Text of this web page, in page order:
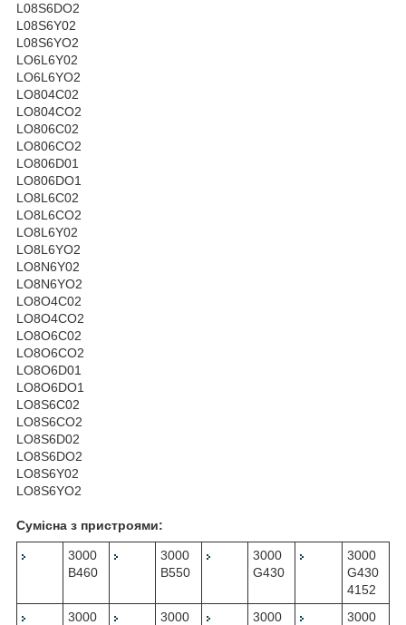
L08S6DO2
L08S6Y02
L08S6YO2
LO6L6Y02
LO6L6YO2
LO804C02
LO804CO2
LO806C02
LO806CO2
LO806D01
LO806DO1
LO8L6C02
LO8L6CO2
LO8L6Y02
LO8L6YO2
LO8N6Y02
LO8N6YO2
LO8O4C02
LO8O4CO2
LO8O6C02
LO8O6CO2
LO8O6D01
LO8O6DO1
LO8S6C02
LO8S6CO2
LO8S6D02
LO8S6DO2
LO8S6Y02
LO8S6YO2
Сумісна з пристроями:
3000
B460
3000
B550
3000
G430
3000
G430
4152
3000
3000
3000
3000